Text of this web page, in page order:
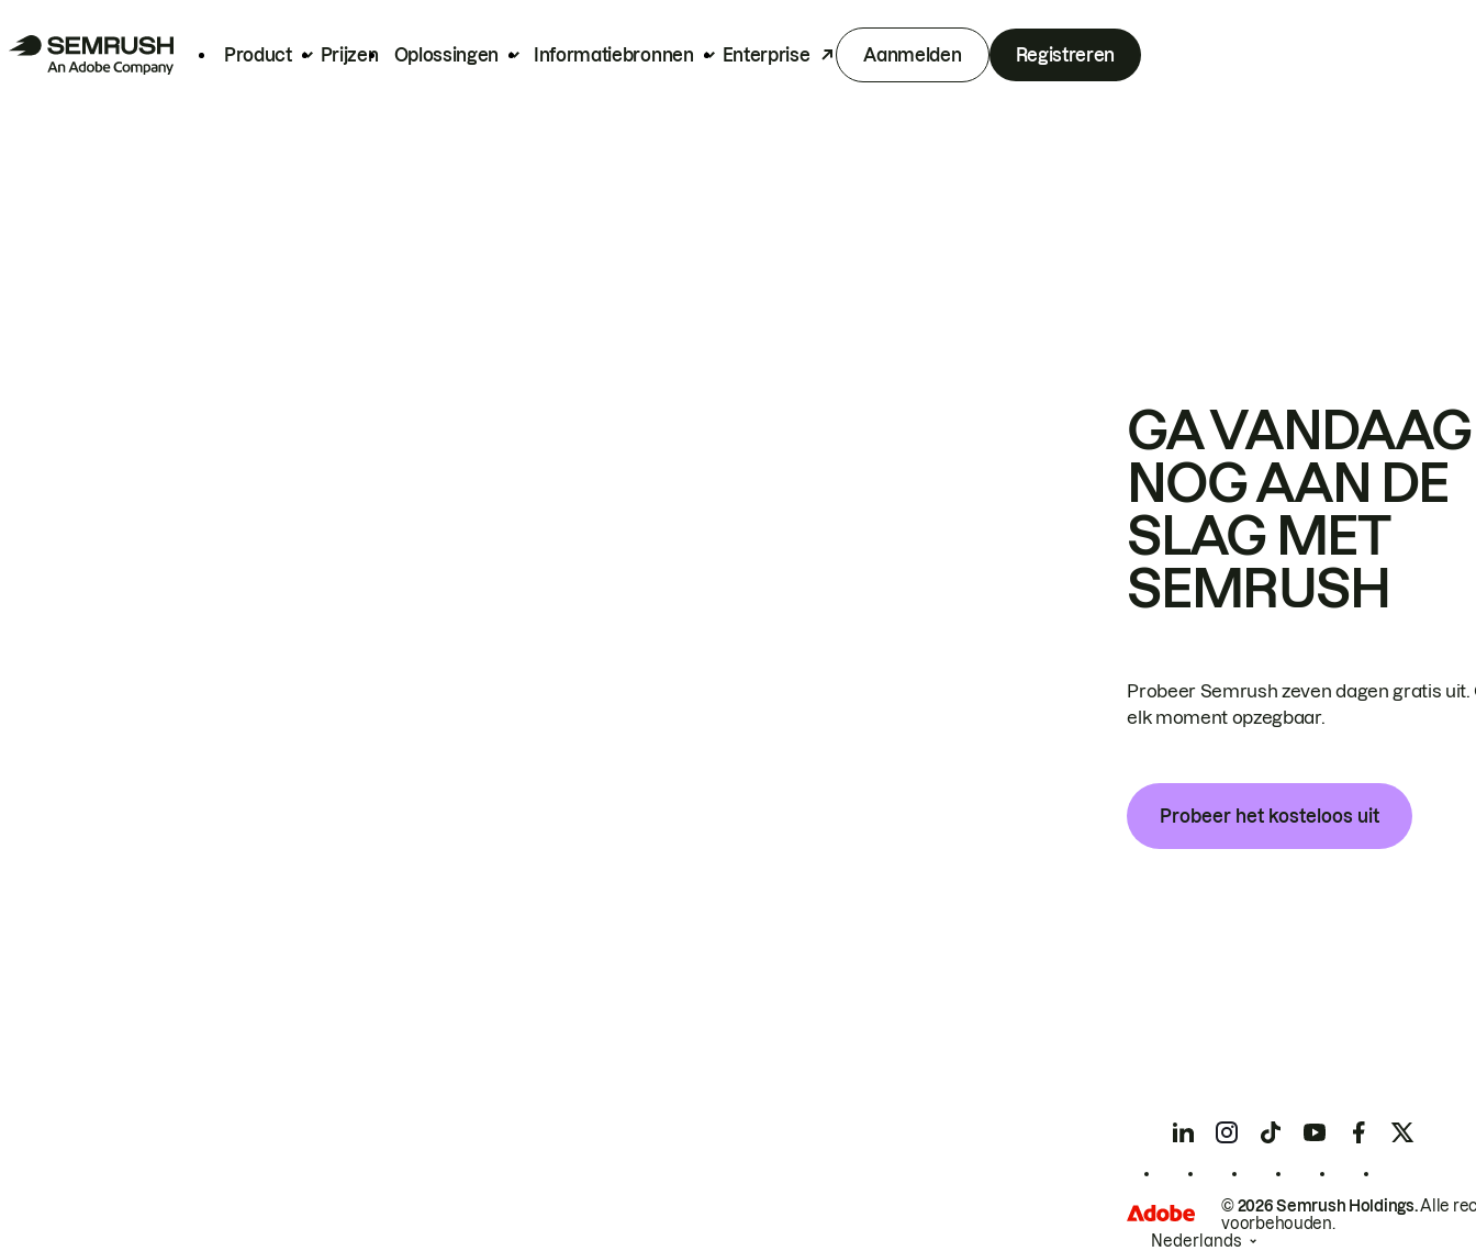
Product Prijzen Oplossingen Informatiebronnen Enterprise Aanmelden Registreren
GA VANDAAG
NOG AAN DE
SLAG MET
SEMRUSH
Probeer Semrush zeven dagen gratis uit.
elk moment opzegbaar.
Probeer het kosteloos uit
© 2026 Semrush Holdings.Alle
voorbehouden.
Nederlands